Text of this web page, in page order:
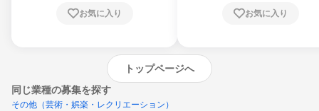
お気に入り お気に入り
トップページへ
同じ業種の募集を探す
その他（芸術・娯楽・レクリエーション）